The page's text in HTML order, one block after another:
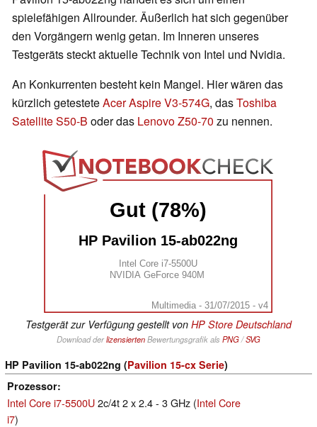
spielefähigen Allrounder. Äußerlich hat sich gegenüber
den Vorgängern wenig getan. Im Inneren unseres
Testgeräts steckt aktuelle Technik von Intel und Nvidia.
An Konkurrenten besteht kein Mangel. Hier wären das
kürzlich getesteteAcer Aspire V3-574G, dasToshiba
Satellite S50-B oder das Lenovo Z50-70 zu nennen.
Gut (78%)
HP Pavilion 15-ab022ng
Intel Core i7-5500U
NVIDIA GeForce 940M
Multimedia - 31/07/2015 - v4
Testgerät zur Verfügung gestellt von HP Store Deutschland
Download derlizensiertenBewertungsgrafik als PNG/SVG
HP Pavilion 15-ab022ng (Pavilion 15-cx Serie)
Prozessor
Intel Core i7-5500U2c/4t 2 x 2.4 - 3 GHz (Intel Core
i7)